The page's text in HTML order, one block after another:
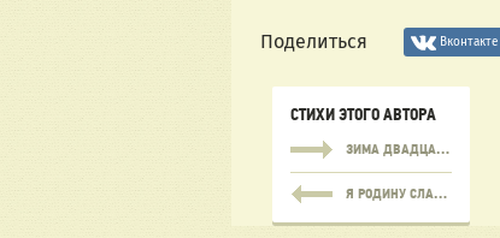
Поделиться Вконтакте
СТИХИ ЭТОГО АВТОРА
ЗИМА ДВАДЦАТЬ ПЯТОГО ГОДА
Я РОДИНУ СЛАВЛЮ